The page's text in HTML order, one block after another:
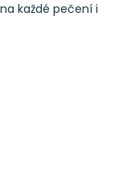
každé pečení i